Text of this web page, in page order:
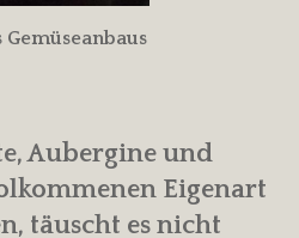
Gemüseanbaus
Aubergine und
Eigenart
täuscht es nicht